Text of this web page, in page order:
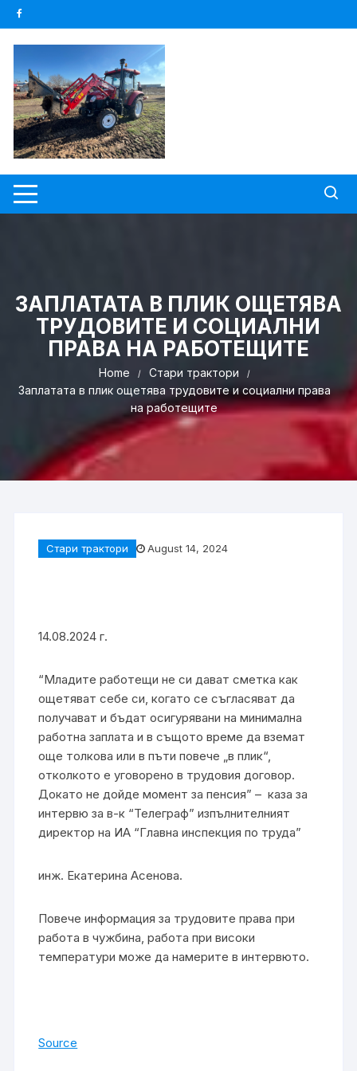
Skip
to
content
ЗАПЛАТАТА В ПЛИК ОЩЕТЯВА
ТРУДОВИТЕ И СОЦИАЛНИ
ПРАВА НА РАБОТЕЩИТЕ
Home
Стари трактори
Заплатата в плик ощетява трудовите и социални права
на работещите
Стари трактори August 14, 2024
14.08.2024 г.
“Mладите работещи не си дават сметка как
ощетяват себе си, когато се съгласяват да
получават и бъдат осигурявани на минимална
работна заплата и в същото време да вземат
още толкова или в пъти повече „в плик“,
отколкото е уговорено в трудовия договор.
Докато не дойде момент за пенсия” – каза за
интервю за в-к “Телеграф” изпълнителният
директор на ИА “Главна инспекция по труда”
инж. Екатерина Асенова.
Повече информация за трудовите права при
работа в чужбина, работа при високи
температури може да намерите в интервюто.
Source